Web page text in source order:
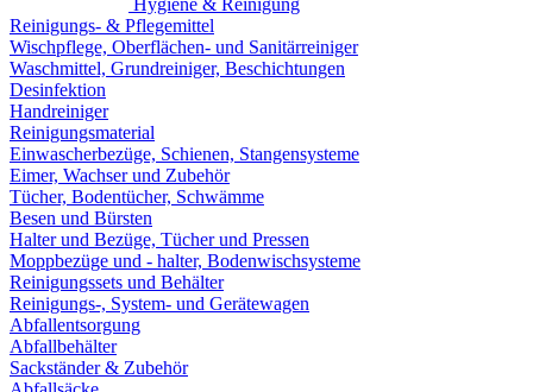
Hygiene & Reinigung
Reinigungs- & Pflegemittel
Wischpflege, Oberflächen- und Sanitärreiniger
Waschmittel, Grundreiniger, Beschichtungen
Desinfektion
Handreiniger
Reinigungsmaterial
Einwascherbezüge, Schienen, Stangensysteme
Eimer, Wachser und Zubehör
Tücher, Bodentücher, Schwämme
Besen und Bürsten
Halter und Bezüge, Tücher und Pressen
Moppbezüge und - halter, Bodenwischsysteme
Reinigungssets und Behälter
Reinigungs-, System- und Gerätewagen
Abfallentsorgung
Abfallbehälter
Sackständer & Zubehör